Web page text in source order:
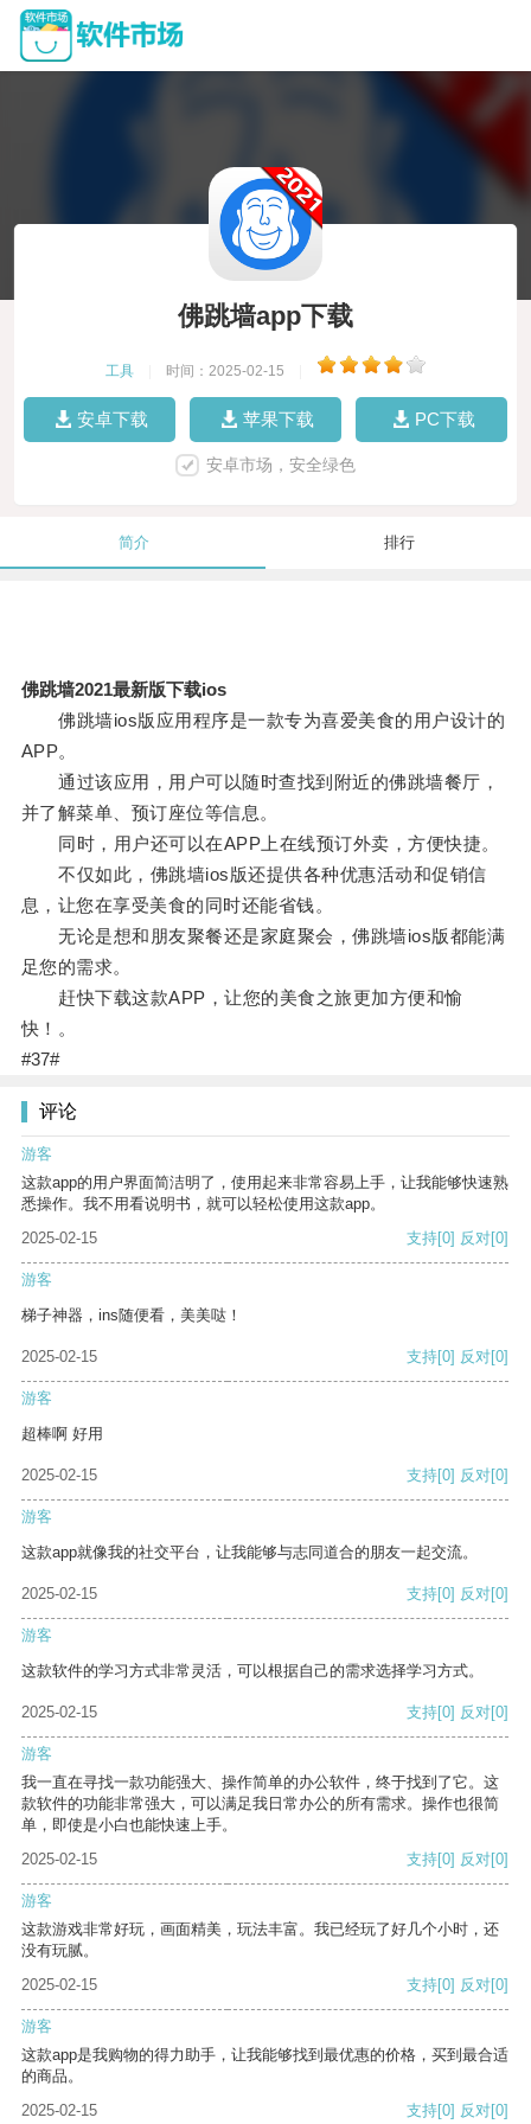
佛跳墙app下载
工具 时间：2025-02-15
安卓下载 苹果下载 PC下载
安卓市场，安全绿色
简介 排行
佛跳墙2021最新版下载ios
佛跳墙ios版应用程序是一款专为喜爱美食的用户设计的
APP。
通过该应用，用户可以随时查找到附近的佛跳墙餐厅，
并了解菜单、预订座位等信息。
同时，用户还可以在APP上在线预订外卖，方便快捷。
不仅如此，佛跳墙ios版还提供各种优惠活动和促销信
息，让您在享受美食的同时还能省钱。
无论是想和朋友聚餐还是家庭聚会，佛跳墙ios版都能满
足您的需求。
赶快下载这款APP，让您的美食之旅更加方便和愉
快！。
#37#
评论
游客
这款app的用户界面简洁明了，使用起来非常容易上手，让我能够快速熟
悉操作。我不用看说明书，就可以轻松使用这款app。
2025-02-15
支持[0] 反对[0]
游客
梯子神器，ins随便看，美美哒！
2025-02-15 支持[0] 反对[0]
游客
超棒啊 好用
2025-02-15 支持[0] 反对[0]
游客
这款app就像我的社交平台，让我能够与志同道合的朋友一起交流。
2025-02-15 支持[0] 反对[0]
游客
这款软件的学习方式非常灵活，可以根据自己的需求选择学习方式。
2025-02-15 支持[0] 反对[0]
游客
我一直在寻找一款功能强大、操作简单的办公软件，终于找到了它。这
款软件的功能非常强大，可以满足我日常办公的所有需求。操作也很简
单，即使是小白也能快速上手。
2025-02-15
支持[0] 反对[0]
游客
这款游戏非常好玩，画面精美，玩法丰富。我已经玩了好几个小时，还
没有玩腻。
2025-02-15
支持[0] 反对[0]
游客
这款app是我购物的得力助手，让我能够找到最优惠的价格，买到最合适
的商品。
2025-02-15
支持[0] 反对[0]